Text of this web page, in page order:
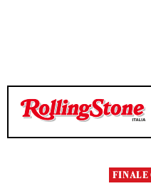
TEMPO DI LETTURA 6
TEMPO DI LETTURA 6
FINALE